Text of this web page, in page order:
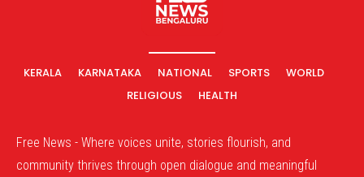
KERALA KARNATAKA NATIONAL SPORTS
WORLD
RELIGIOUS
HEALTH
Free News - Where voices unite, stories flourish, and
community thrives through open dialogue and meaningful